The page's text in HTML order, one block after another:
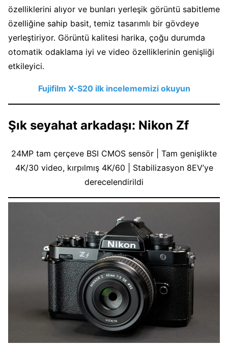
özelliklerini alıyor ve bunları yerleşik görüntü sabitleme
özelliğine sahip basit, temiz tasarımlı bir gövdeye
yerleştiriyor. Görüntü kalitesi harika, çoğu durumda
otomatik odaklama iyi ve video özelliklerinin genişliği
etkileyici.
Fujifilm X-S20 ilk incelememizi okuyun
Şık seyahat arkadaşı: Nikon Zf
24MP tam çerçeve BSI CMOS sensör | Tam genişlikte
4K/30 video, kırpılmış 4K/60 | Stabilizasyon 8EV’ye
derecelendirildi